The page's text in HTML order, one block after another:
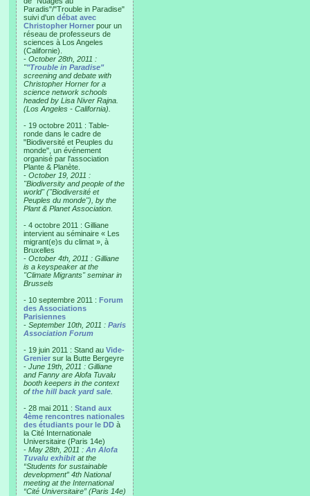
Paradis"/"Trouble in Paradise"
suivi d'un débat avec
Christopher Horner pour un
réseau de professeurs de
sciences à Los Angeles
(Californie).
- October 28th, 2011 :
""Trouble in Paradise"
screening and debate with
Christopher Horner for a
science network schools
headed by Lisa Niver Rajna.
(Los Angeles - California).
- 19 octobre 2011 : Table-
ronde dans le cadre de
"Biodiversité et Peuples du
monde", un événement
organisé par l'association
Plante & Planète.
- October 19, 2011 :
"Biodiversity and people of the
world" ("Biodiversité et
Peuples du monde"), by the
Plant & Planet Association.
- 4 octobre 2011 : Gilliane
intervient au séminaire « Les
migrant(e)s du climat », à
Bruxelles
- October 4th, 2011 : Gilliane
is a keyspeaker at the
"Climate Migrants" seminar in
Brussels
- 10 septembre 2011 : Forum
des Associations
Parisiennes
- September 10th, 2011 : Paris
Association Forum
- 19 juin 2011 : Stand au Vide-
Grenier sur la Butte Bergeyre
- June 19th, 2011 : Gilliane
and Fanny are Alofa Tuvalu
booth keepers in the context
ofthe hill back yard sale
- 28 mai 2011 : Stand aux
4ème rencontres nationales
des étudiants pour le DD à
la Cité Internationale
Universitaire (Paris 14e)
- May 28th, 2011 : An Alofa
Tuvalu exhibit at the
“Students for sustainable
development” 4th National
meeting at the International
“Cité Universitaire” (Paris 14e)